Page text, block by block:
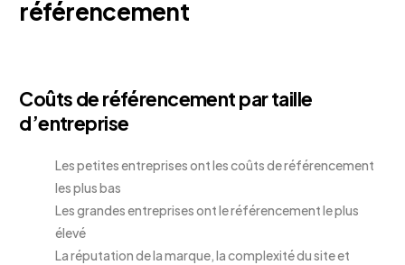
référencement
Coûts de référencement par taille
d’entreprise
Les petites entreprises ont les coûts de référencement
les plus bas
Les grandes entreprises ont le référencement le plus
élevé
La réputation de la marque, la complexité du site et